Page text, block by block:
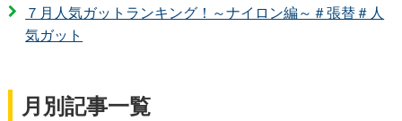
７月人気ガットランキング！～ナイロン編～＃張替＃人
気ガット
月別記事一覧